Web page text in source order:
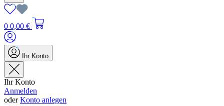
0 0,00 €
Ihr Konto
Ihr Konto
Anmelden
oderKonto anlegen